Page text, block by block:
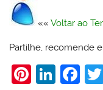
««Voltar ao
Partilhe, recomende
Pi Li F